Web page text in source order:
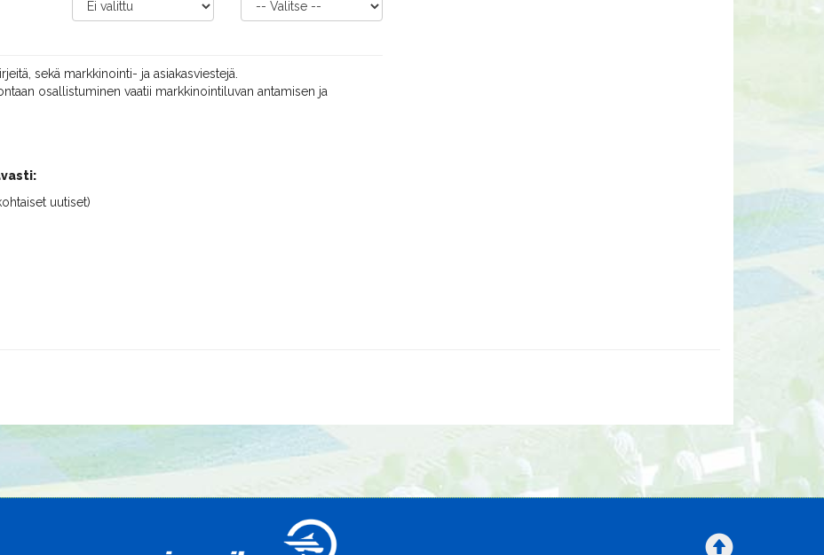
sekä markkinointi- ja asiakasviestejä.
osallistuminen vaatii markkinointiluvan antamisen ja
uutiset)